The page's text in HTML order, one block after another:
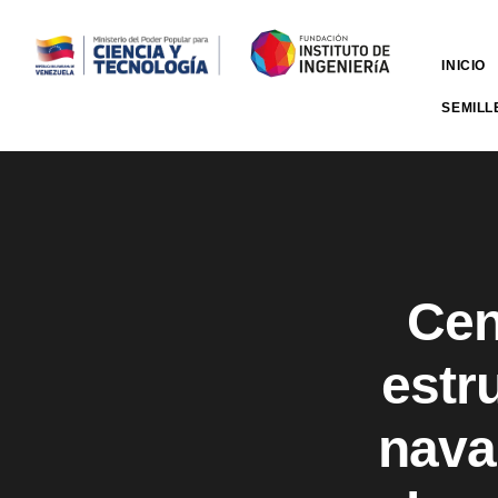
INICIO